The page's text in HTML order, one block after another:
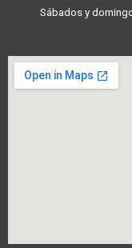
Sábados y